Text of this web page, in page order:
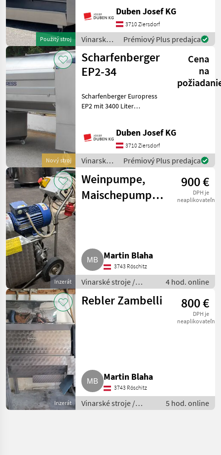
Použitý stroj
verschiebbaren Türen,
vollautomatische
Steuerung, Display seitlich,
Zentralbefüllungsansch
Duben Josef KG
3710 Ziersdorf
Vinarské
stroje /
Scharfenberger
Prémiový Plus predajca
Nový stroj
Scharfenberger
EP2-34
Cena
na
Scharfenberger Europress
EP2 mit 3400 Liter
Displaysteuerung mit
Touchscreen und 10-Zoll-
Monitor seitlich,
Funkfernbedienung, pneu
Duben Josef KG
3710 Ziersdorf
Vinarské
stroje /
Scharfenberger
Prémiový Plus predajca
Inzerát
Weinpumpe,
Maischepumpe
900 €
DPH je
neaplikovateľné
Martin Blaha
3743 Röschitz
Vinarské stroje /
Pivničné stroje
4 hod. online
Inzerát
Rebler Zambelli 800 €
DPH je
neaplikovateľné
Martin Blaha
3743 Röschitz
Vinarské stroje /
Pivničné stroje
5 hod. online